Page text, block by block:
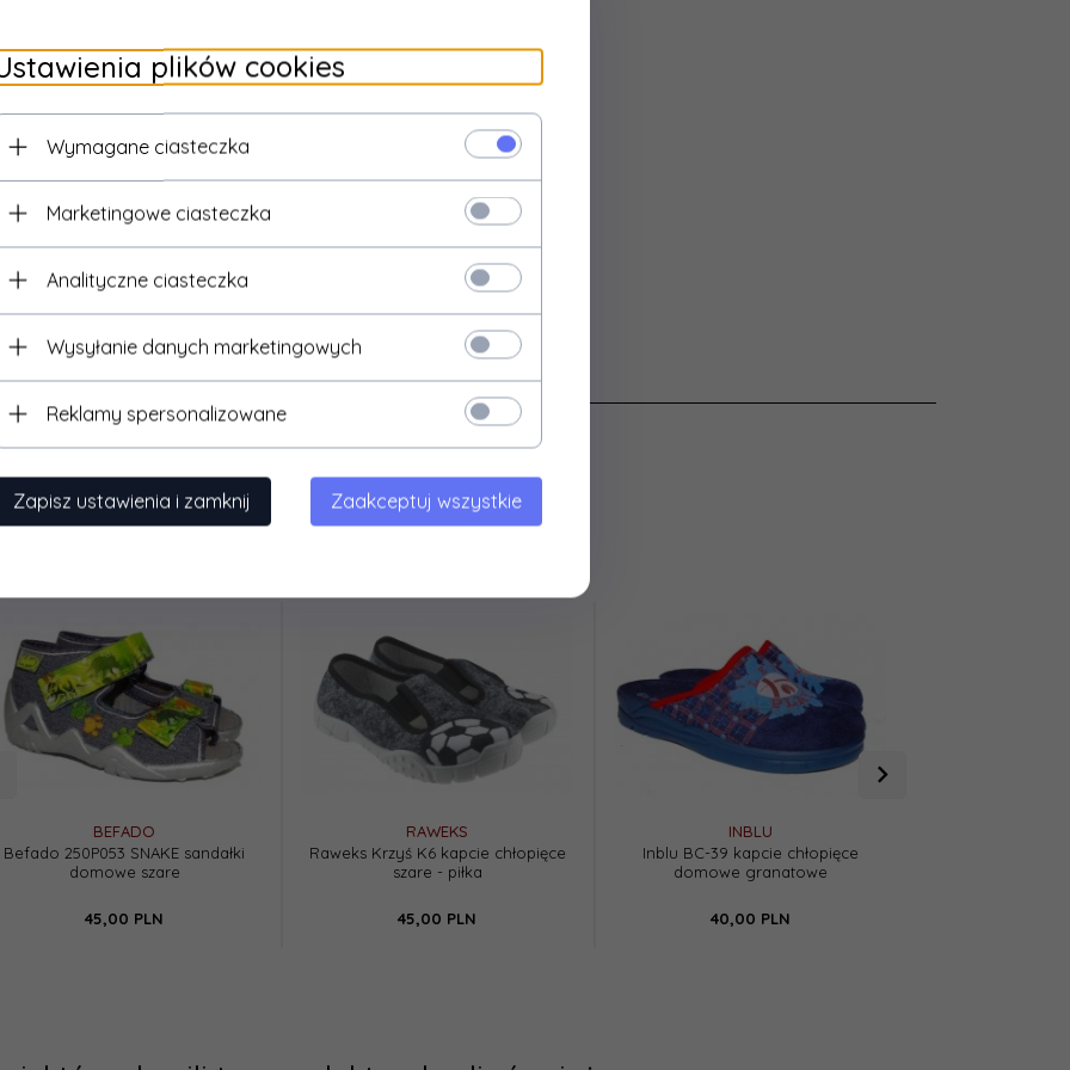
Rozmiar 28-18,00cm
Rozmiar 29-18,80cm
Rozmiar 30-19,40cm
Rozmiar 32-20,50cm
Rozmiar 33-21,20cm
Wkładka antybakteryjna
Produkt polski
Nowy
BEFADO
Befado 250P053 SNAKE sandałki
domowe szare
45,00 PLN
RAWEKS
Raweks Krzyś K6 kapcie chłopięce
szare - piłka
45,00 PLN
INBLU
Inblu BC-39 kapcie chłopięce
domowe granatowe
40,00 PLN
plików cookies
Wymagane ciasteczka
Marketingowe ciasteczka
Analityczne ciasteczka
Wysyłanie danych marketingowych
Reklamy spersonalizowane
Zapisz ustawienia i zamknij Zaakceptuj wszystkie